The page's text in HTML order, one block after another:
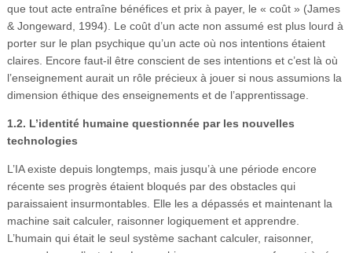
que tout acte entraîne bénéfices et prix à payer, le « coût » (James
& Jongeward, 1994). Le coût d’un acte non assumé est plus lourd à
porter sur le plan psychique qu’un acte où nos intentions étaient
claires. Encore faut-il être conscient de ses intentions et c’est là où
l’enseignement aurait un rôle précieux à jouer si nous assumions la
dimension éthique des enseignements et de l’apprentissage.
1.2. L’identité humaine questionnée par les nouvelles
technologies
L’IA existe depuis longtemps, mais jusqu’à une période encore
récente ses progrès étaient bloqués par des obstacles qui
paraissaient insurmontables. Elle les a dépassés et maintenant la
machine sait calculer, raisonner logiquement et apprendre.
L’humain qui était le seul système sachant calculer, raisonner,